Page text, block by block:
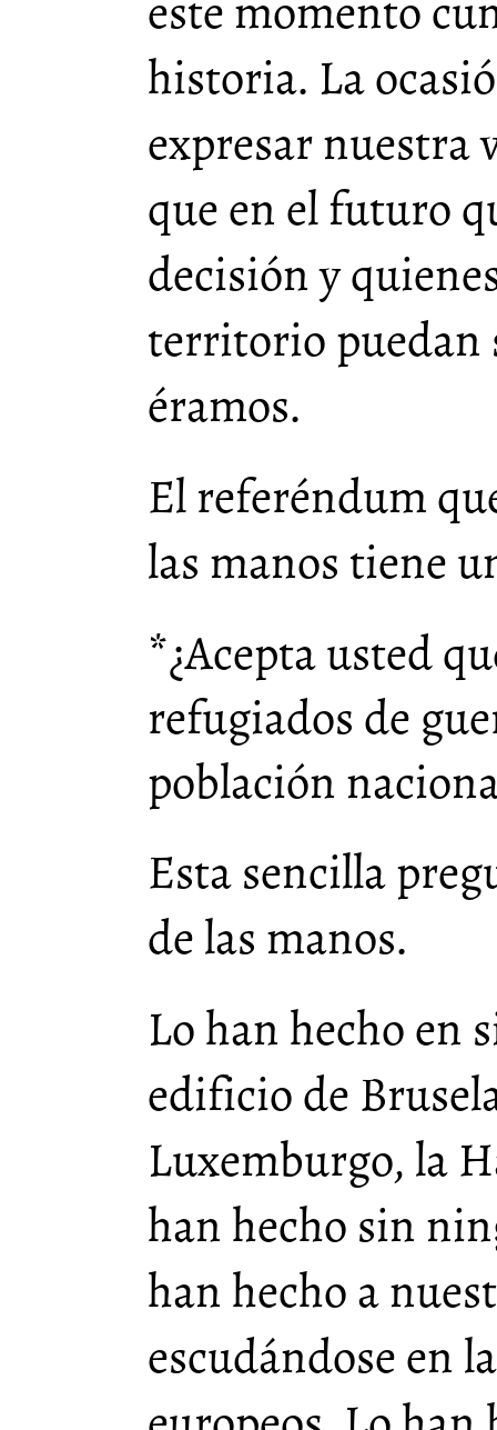
historia. La
expresar nuestra
que en el futuro
decisión y
territorio puedan
éramos.
El referéndum
las manos tiene
*¿Acepta usted
refugiados de
población
Esta sencilla
de las manos.
Lo han hecho en
edificio de
Luxemburgo, la
han hecho sin
han hecho a
escudándose en